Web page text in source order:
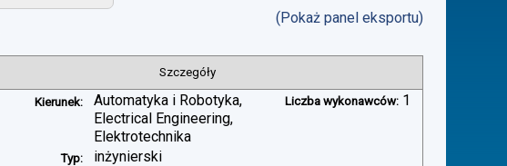
(Pokaż panel eksportu)
Szczegóły
Kierunek:
Automatyka i Robotyka,
Electrical Engineering,
Elektrotechnika
Liczba wykonawców: 1
Typ: inżynierski